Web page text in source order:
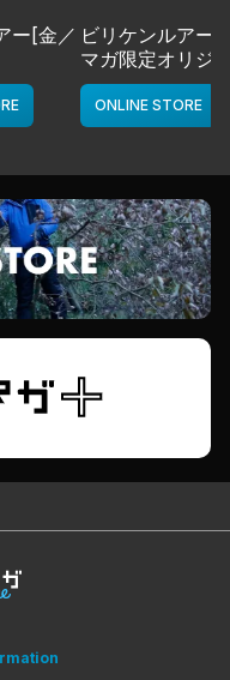
カッ飛ばせる、抜群の
スタンダード」・・・
ー[金／ ビリケンルアー[
マガ限定オリジ
カラー／LMボー
ワイト]
deps
ONLINE STORE